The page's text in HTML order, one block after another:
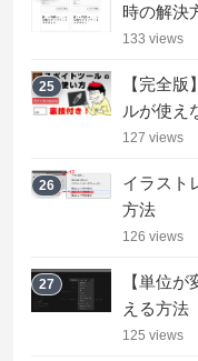
時の解決
133 views
25
【完全
ルが使え
127 views
26
イラスト
方法
126 views
27
【単位
える方法
125 views